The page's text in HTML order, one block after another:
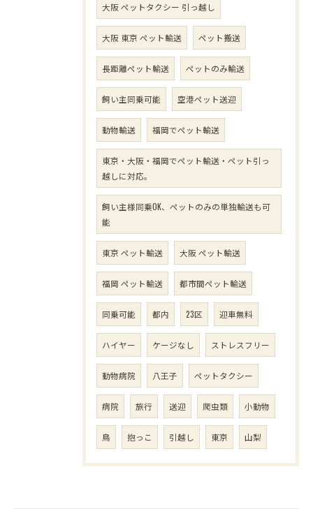
大阪 ペットタクシー 引っ越し
大阪 東京 ペット輸送 ペット搬送
長距離ペット輸送 ペットのみ輸送
飼い主同乗可能 空港ペット送迎
動物輸送 福岡でペット輸送
東京・大阪・福岡でペット輸送・ペット引っ
越しに対応。
飼い主様同乗OK、ペットのみの単独輸送も可
能
東京 ペット輸送 大阪 ペット輸送
福岡 ペット輸送 都市間ペット輸送
同乗可能 都内 23区 迎車無料
ハイヤー ケージなし ストレスフリー
動物病院 八王子 ペットタクシー
病院 旅行 送迎 爬虫類 小動物
鳥 抱っこ 引越し 東京 山梨